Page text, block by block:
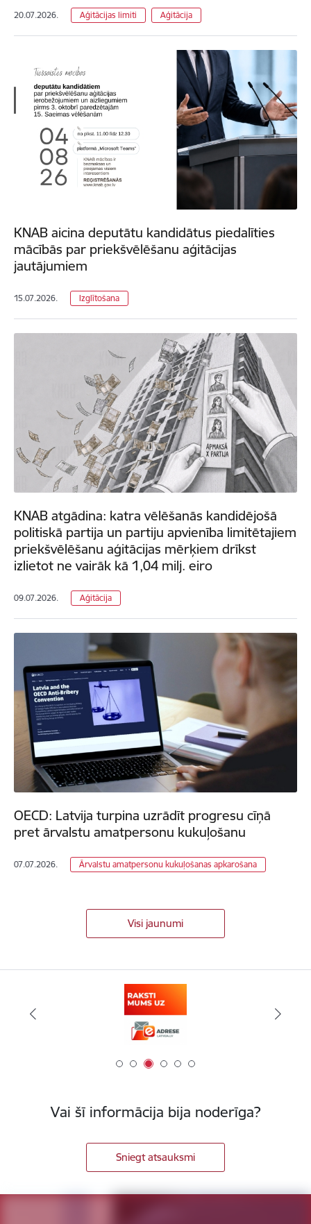
20.07.2026. Aģitācijas limiti Aģitācija
KNAB aicina deputātu kandidātus piedalīties
mācībās par priekšvēlēšanu aģitācijas
jautājumiem
15.07.2026. Izglītošana
KNAB atgādina: katra vēlēšanās kandidējošā
politiskā partija un partiju apvienība limitētajiem
priekšvēlēšanu aģitācijas mērķiem drīkst
izlietot ne vairāk kā 1,04 milj. eiro
09.07.2026. Aģitācija
OECD: Latvija turpina uzrādīt progresu cīņā
pret ārvalstu amatpersonu kukuļošanu
07.07.2026. Ārvalstu amatpersonu kukuļošanas apkarošana
Visi jaunumi
Vai šī informācija bija noderīga?
Sniegt atsauksmi